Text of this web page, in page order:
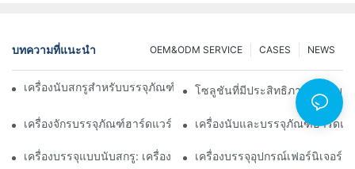
บทความที่แนะนำ NEWS
CASES
OEM&ODM SERVICE
เครื่องนับสกรูสำหรับบรรจุภัณฑ์เพื่อผลลัพธ์ที่เชื่อถือได้และรวดเร็ว
โซลูชันที่มีประสิทธิภาพสำหรับก
เครื่องจักรบรรจุภัณฑ์ฮาร์ดแวร์ชั้นนำเพื่อการควบคุมคุณภาพที่สม่ำเส
เครื่องนับและบรรจุภัณฑ์ฮาร์ดแ
เครื่องบรรจุแบบนับสกรู: เครื่องมือขั้นสูงสุดสำหรับการบรรจุอย่างมีป
เครื่องบรรจุอุปกรณ์เฟอร์นิเจอร์